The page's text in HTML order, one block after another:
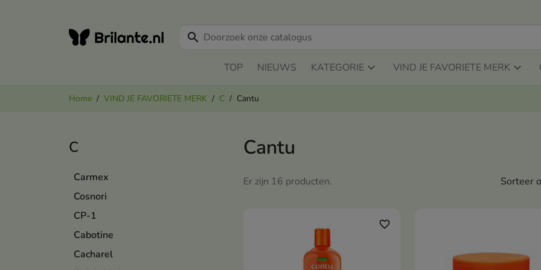
search
TOP NIEUWS KATEGORIE VIND JE FAVORIETE MERK
Home VIND JE FAVORIETE MERK C Cantu
C
Carmex
Cosnori
CP-1
Cabotine
Cacharel
Cantu
Er zijn 16 producten. Sorteer
favorite_border